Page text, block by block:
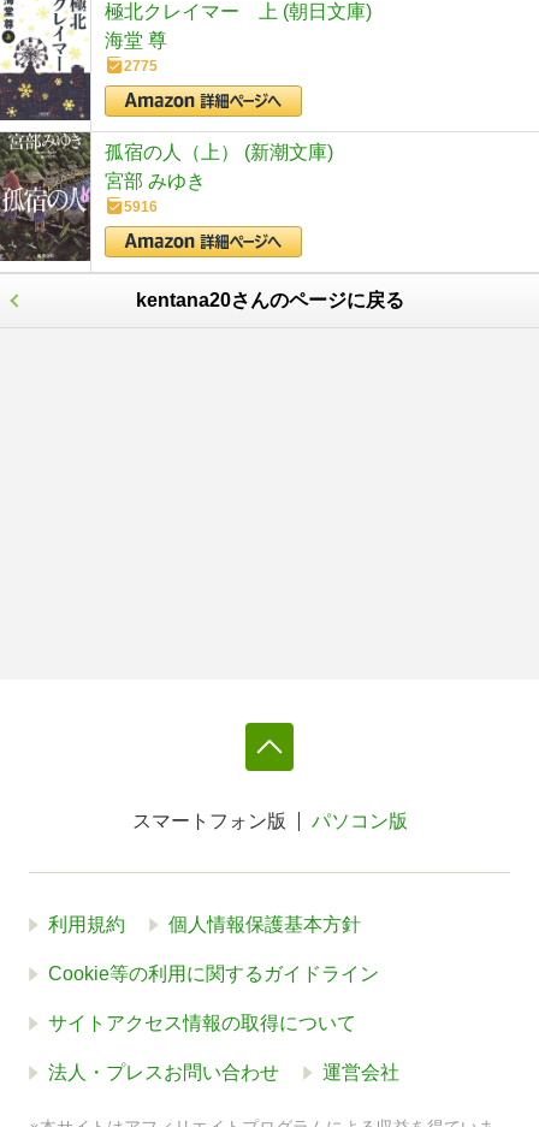
極北クレイマー 上 (朝日文庫)
海堂 尊
2775
孤宿の人（上） (新潮文庫)
宮部 みゆき
5916
kentana20さんのページに戻る
スマートフォン版 パソコン版
利用規約 個人情報保護基本方針
Cookie等の利用に関するガイドライン
サイトアクセス情報の取得について
法人・プレスお問い合わせ 運営会社